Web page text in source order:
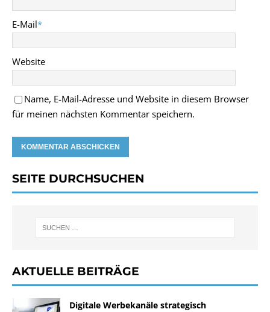
E-Mail*
Website
Name, E-Mail-Adresse und Website in diesem Browser
für meinen nächsten Kommentar speichern.
SEITE DURCHSUCHEN
AKTUELLE BEITRÄGE
Digitale Werbekanäle strategisch